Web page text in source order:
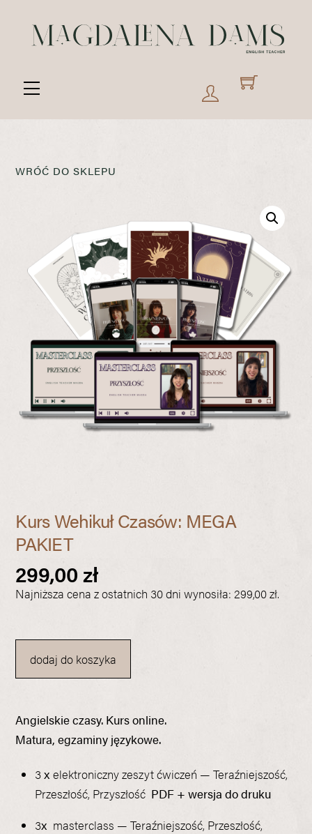
content
Menu
WRÓĆ DO SKLEPU
Kurs Wehikuł Czasów: MEGA
PAKIET
299,00zł
Najniższa cena z ostatnich 30 dni wynosiła:299,00zł.
dodaj do koszyka
Angielskie czasy. Kurs online.
Matura, egzaminy językowe.
3 x elektroniczny zeszyt ćwiczeń — Teraźniejszość,
Przeszłość, Przyszłość PDF + wersja do druku
3x masterclass — Teraźniejszość, Przeszłość,